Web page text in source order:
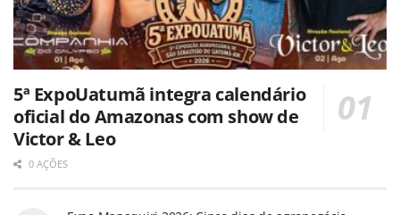
5ª ExpoUatumã integra calendário
oficial do Amazonas com show de
Victor & Leo
0 AÇÕES